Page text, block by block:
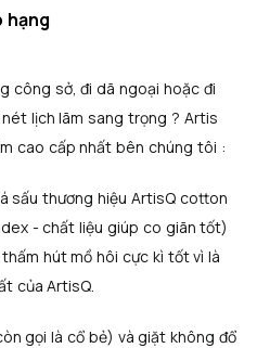
hạng
công sở, đi dã ngoại hoặc đi
lịch lãm sang trọng ? Artis
cao cấp nhất bên chúng tôi :
sấu thương hiệu ArtisQ cotton
- chất liệu giúp co giãn tốt)
hút mồ hôi cực kì tốt vì là
của ArtisQ.
gọi là cổ bẻ) và giặt không đổ